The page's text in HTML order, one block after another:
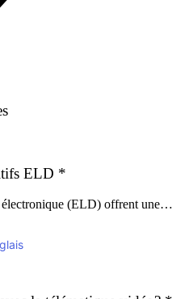
ELD *
électronique (ELD) offrent une…